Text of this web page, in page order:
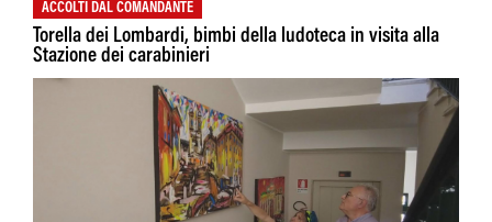
ACCOLTI DAL COMANDANTE
Torella dei Lombardi, bimbi della ludoteca in visita alla
Stazione dei carabinieri